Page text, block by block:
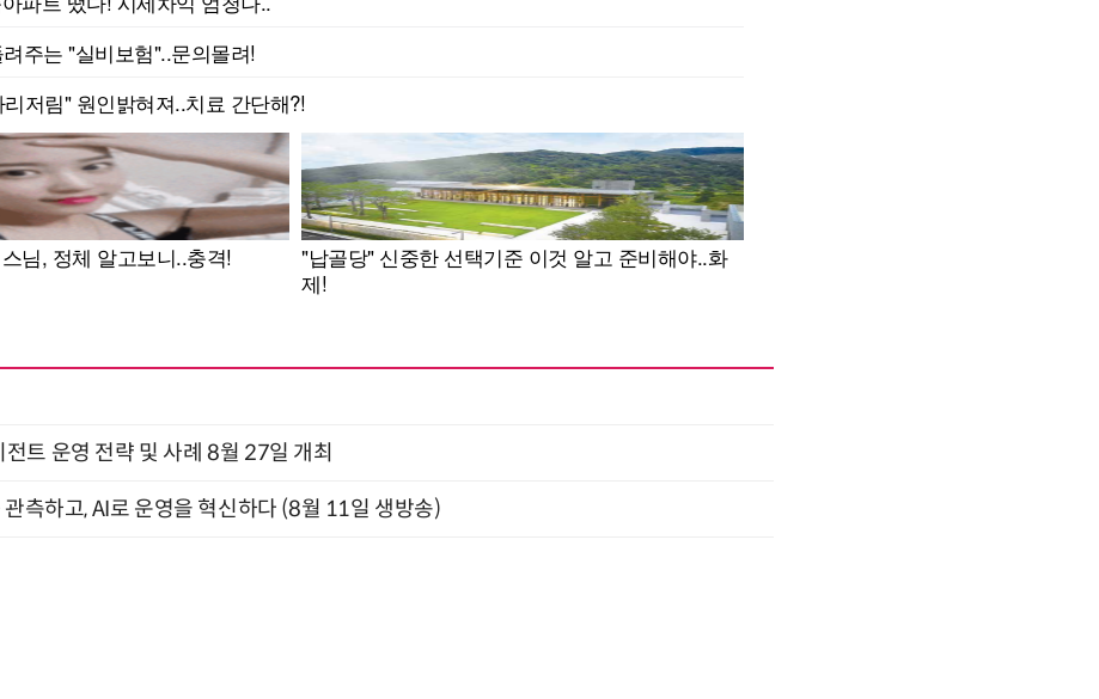
트 운영 전략 및 사례 8월 27일 개최
관측하고, AI로 운영을 혁신하다 (8월 11일 생방송)